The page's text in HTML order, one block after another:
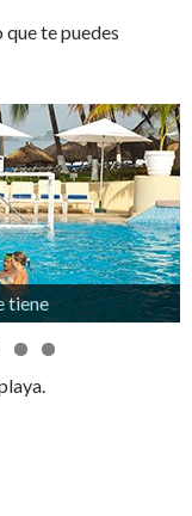
que te puedes
tiene